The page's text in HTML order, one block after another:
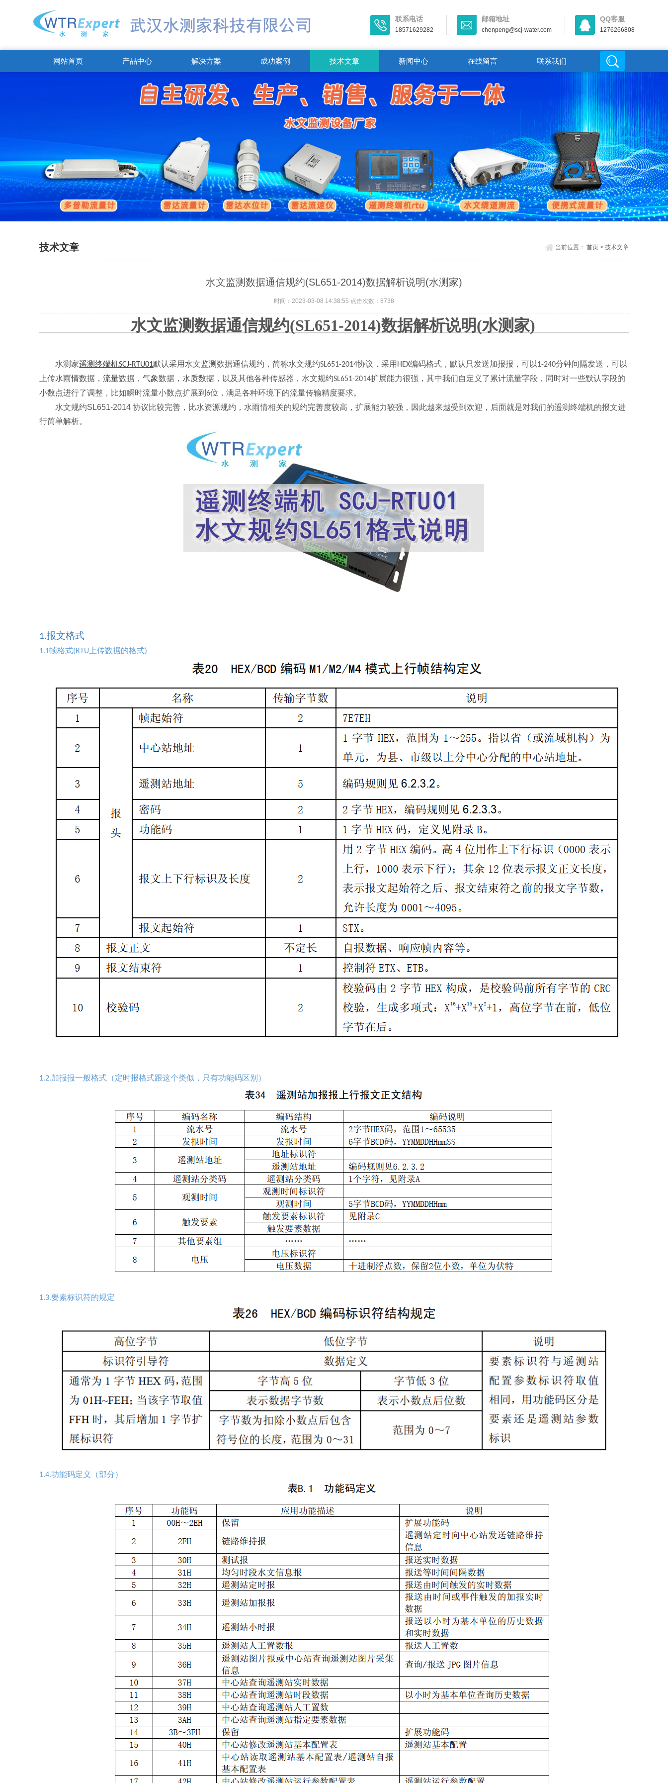
联系电话
18571629282
邮箱地址
chenpeng@scj-water.com
QQ客服
1276266808
网站首页 产品中心 解决方案 成功案例 技术文章 新闻中心 在线留言 联系我们
技术文章 当前位置： 首页> 技术文章
水文监测数据通信规约(SL651-2014)数据解析说明(水测家)
时间：2023-03-08 14:38:55 点击次数： 8738
水文监测数据通信规约(SL651-2014)数据解析说明(水测家)
水测家遥测终端机SCJ-RTU01默认采用水文监测数据通信规约，简称水文规约SL651-2014协议，采用 HEX编码格式，默认只发送加报报，可以1-240分钟间隔发送，可以
上传水雨情数据，流量数据，气象数据， 水质数据，以及其他各种传感器，水文规约SL651-2014扩展能力很强，其中我们自定义了累计流量字段，同时对一些默认字段的
小数点进行了调整，比如瞬时流量小数点扩展到6位，满足各种环境下的流量传输精度要求。
水文规约SL651-2014 协议比较完善，比水资源规约，水雨情相关的规约完善度较高，扩展能力较强，因此越来越受到欢迎，后面就是对我们的遥测终端机的报文进
行简单解析。
1.报文格式
1.1帧格式(RTU 上传数据的格式)
1.2.加报报一般格式（定时报格式跟这个类似，只有功能码区别）
1.3.要素标识符的规定
1.4.功能码定义（部分）